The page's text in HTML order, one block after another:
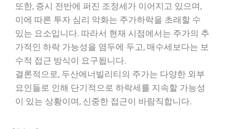
또한, 증시 전반에 퍼진 조정세가 이어지고 있으며,
이에 따른 투자 심리 악화는 주가하락을 초래할 수
있는 요소입니다. 따라서 현재 시점에서는 주가의 추
가적인 하락 가능성을 염두에 두고, 매수세보다는 보
수적 접근 방식이 요구됩니다.
결론적으로, 두산에너빌리티의 주가는 다양한 외부
요인들로 인해 단기적으로 하락세를 지속할 가능성
이 있는 상황이며, 신중한 접근이 바람직합니다.